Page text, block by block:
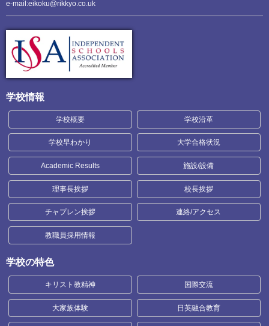
e-mail:eikoku@rikkyo.co.uk
学校情報
学校概要 学校沿革
学校早わかり 大学合格状況
Academic Results 施設/設備
理事長挨拶 校長挨拶
チャプレン挨拶 連絡/アクセス
教職員採用情報
学校の特色
キリスト教精神 国際交流
大家族体験 日英融合教育